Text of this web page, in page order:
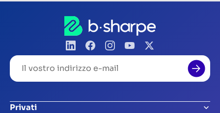
Il
vostro
indirizzo
mail
Privati